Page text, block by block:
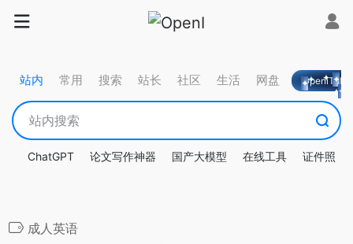
站内 常用 搜索 站长 社区 生活 网盘 OpeniTab
ChatGPT 论文写作神器 国产大模型 在线工具 证件照
成人英语